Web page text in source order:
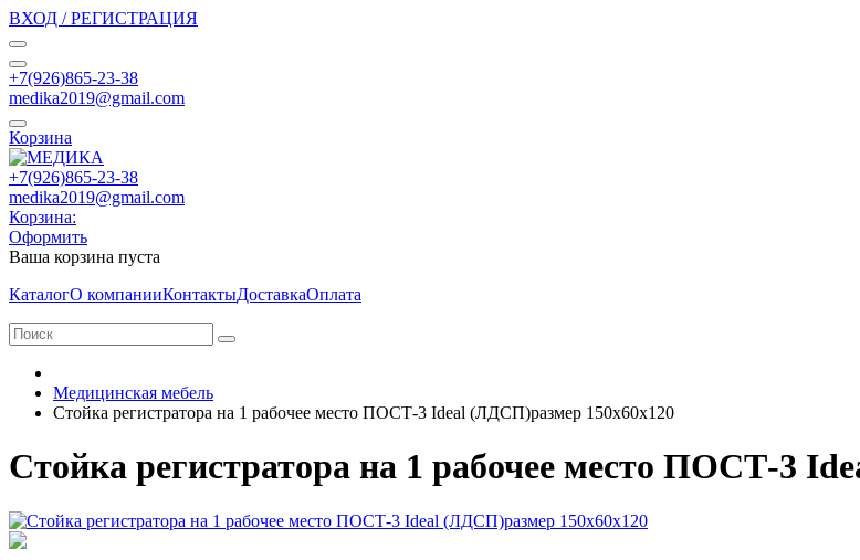
ВХОД / РЕГИСТРАЦИЯ
+7(926)865-23-38
medika2019@gmail.com
Корзина
+7(926)865-23-38
medika2019@gmail.com
Корзина:
Оформить
Ваша корзина пуста
КаталогО компанииКонтактыДоставкаОплата
Медицинская мебель
Стойка регистратора на 1 рабочее место ПОСТ-3 Ideal (ЛДСП)размер 150х60х120
Стойка регистратора на 1 рабочее место ПОСТ-3